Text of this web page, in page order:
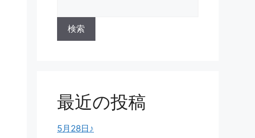
検索
最近の投稿
5月28日♪